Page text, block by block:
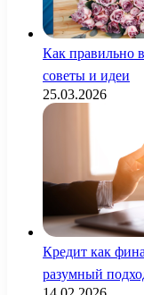
Как правильно
советы и идеи
25.03.2026
Кредит как
разумный